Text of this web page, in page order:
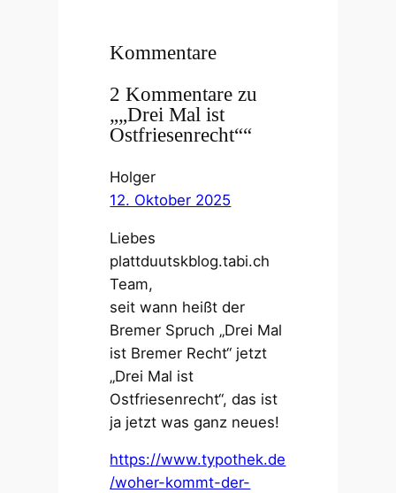
Kommentare
2 Kommentare zu
„„Drei Mal ist
Ostfriesenrecht““
Holger
12. Oktober 2025
Liebes
plattduutskblog.tabi.ch
Team,
seit wann heißt der
Bremer Spruch „Drei Mal
ist Bremer Recht“ jetzt
„Drei Mal ist
Ostfriesenrecht“, das ist
ja jetzt was ganz neues!
https://www.typothek.de
/woher-kommt-der-